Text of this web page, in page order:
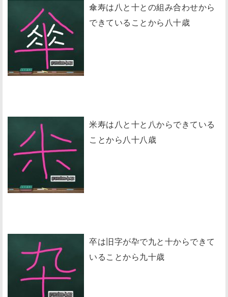
傘寿は八と十との組み合わせから
できていることから八十歳
米寿は八と十と八からできている
ことから八十八歳
卒は旧字が卆で九と十からできて
いることから九十歳